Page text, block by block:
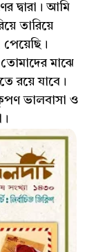
দ্বারা। আমি
তারিয়ে
মাঝে
রয়ে যাবে।
ভালবাসা ও